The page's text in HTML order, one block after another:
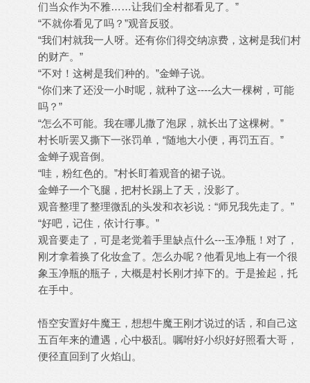
们当众作为不雅……让我们全村都看见了。”
“不就你看见了吗？”观音反驳。
“我们村就我一人呀。还有你们得交纳凉费，这树是我们村
的财产。”
“不对！这树是我们种的。”金蝉子说。
“你们来了还没一小时呢，就种了这----么大一棵树，可能
吗？”
“怎么不可能。我在哪儿撒了泡尿，就长出了这棵树。”
村长听罢又撕下一张罚单，“随地大小便，再罚五百。”
金蝉子观音倒。
“哇，粉红色的。”村长盯着观音的裙子说。
金蝉子一个飞腿，把村长踢上了天，没影了。
观音整理了整理微乱的头发和衣衫说：“师兄我先走了。”
“好吧，记住，依计行事。”
观音要走了，可是老觉着手里缺点什么---玉净瓶！对了，
刚才拿着换了化妆盒了。怎么办呢？他看见地上有一个很
象玉净瓶的瓶子，大概是村长刚才掉下的。于是捡起，托
在手中。
悟空安置好牛魔王，想想牛魔王刚才说过的话，和自己这
五百年来的遭遇，心中极乱。嘱咐好小织好好照看大哥，
便径直回到了火焰山。